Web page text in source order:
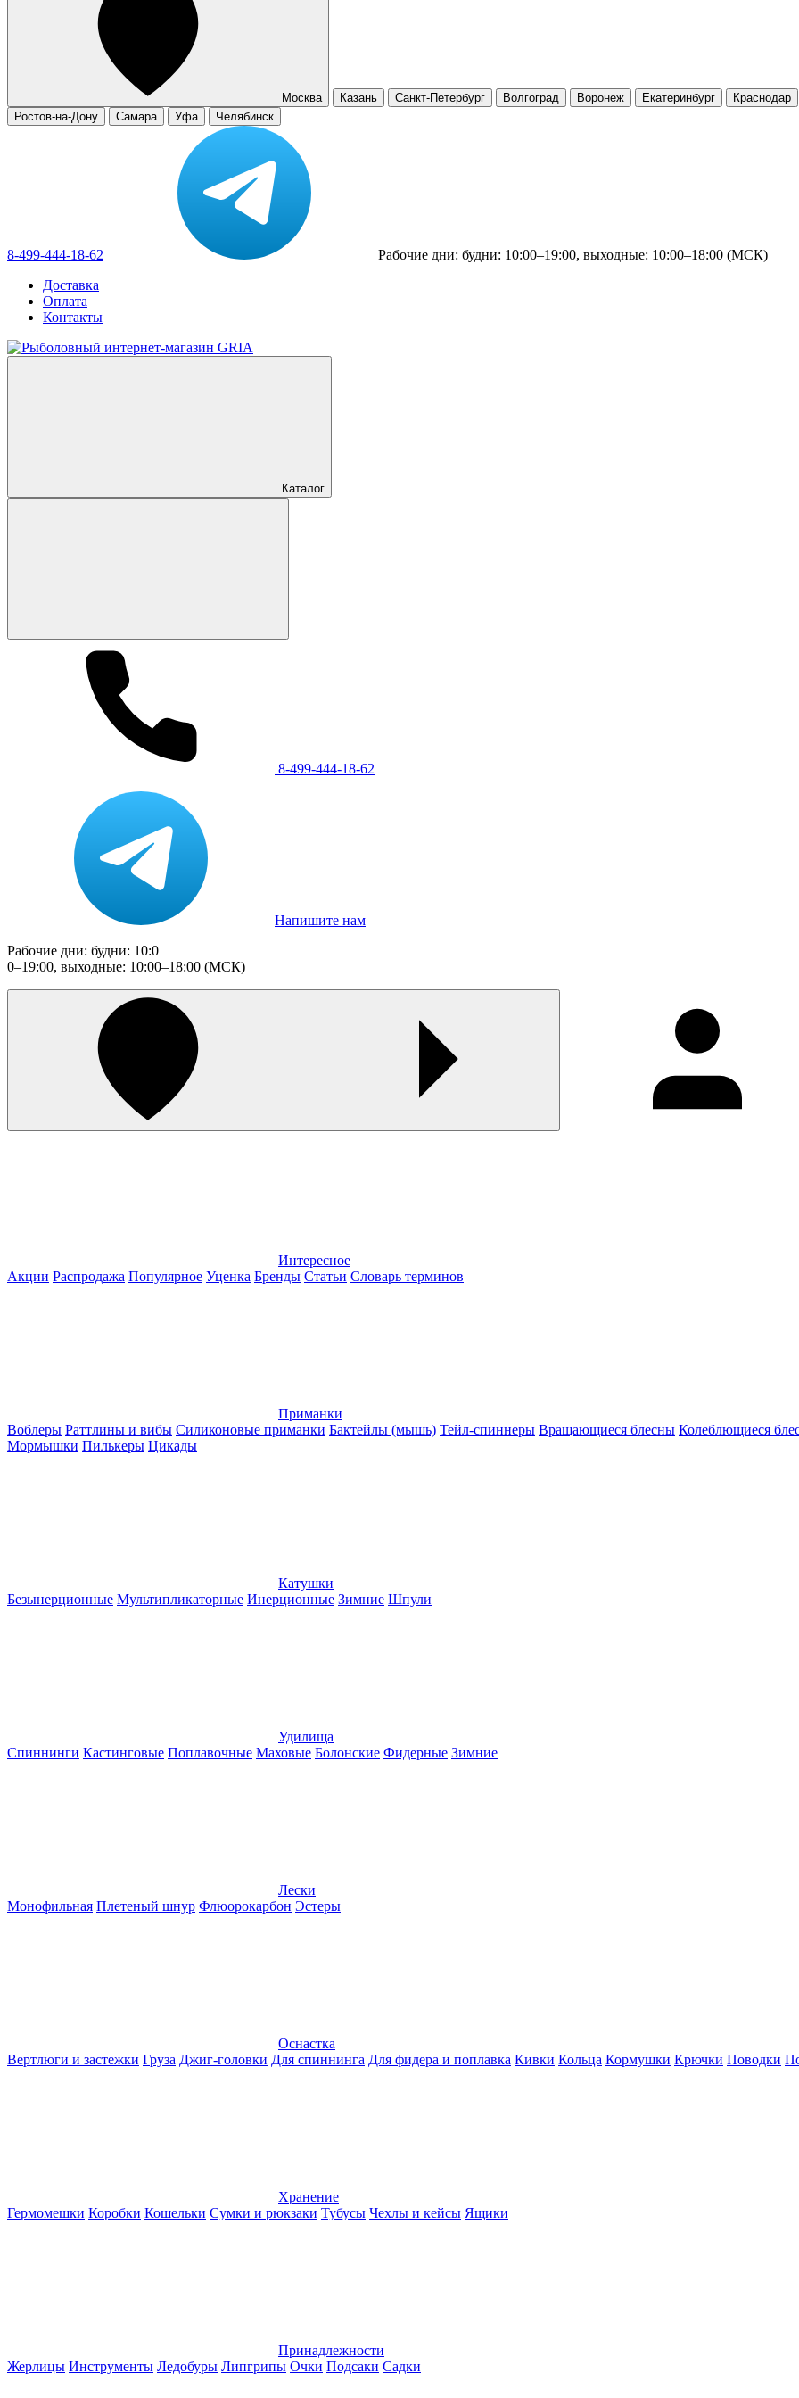
Москва Казань Санкт-Петербург Волгоград Воронеж Екатеринбург Краснодар
Ростов-на-Дону
Самара Уфа Челябинск
8-499-444-18-62
Рабочие дни: будни: 10:00–19:00, выходные: 10:00–18:00 (МСК)
Доставка
Оплата
Контакты
Каталог
8-499-444-18-62
Напишите нам
Рабочие дни: будни: 10:0
0–19:00, выходные: 10:00–18:00 (МСК)
Интересное
Акции Распродажа Популярное Уценка Бренды Статьи Словарь терминов
Приманки
Воблеры Раттлины и вибы Силиконовые приманки Бактейлы (мышь) Тейл-спиннеры Вращающиеся блесны Колеблющиеся
Мормышки Пилькеры Цикады
Катушки
Безынерционные Мультипликаторные Инерционные Зимние Шпули
Удилища
Спиннинги Кастинговые Поплавочные Маховые Болонские Фидерные Зимние
Лески
Монофильная Плетеный шнур Флюорокарбон Эстеры
Оснастка
Вертлюги и застежки Груза Джиг-головки Для спиннинга Для фидера и поплавка Кивки Кольца Кормушки Крючки Поводки
Хранение
Гермомешки Коробки Кошельки Сумки и рюкзаки Тубусы Чехлы и кейсы Ящики
Принадлежности
Жерлицы Инструменты Ледобуры Липгрипы Очки Подсаки Садки